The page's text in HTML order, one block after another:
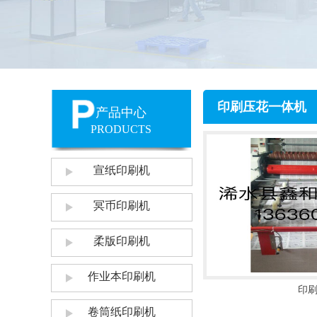
产品中心
PRODUCTS
宣纸印刷机
冥币印刷机
柔版印刷机
作业本印刷机
卷筒纸印刷机
印刷压花一体机
印